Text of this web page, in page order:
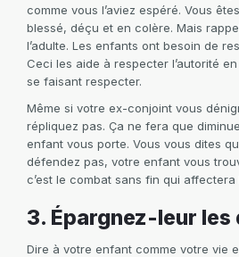
comme vous l’aviez espéré. Vous
blessé, déçu et en colère. Mais
l’adulte. Les enfants ont besoin de
Ceci les aide à respecter l’autorité
se faisant respecter.
Même si votre ex-conjoint vous
répliquez pas. Ça ne fera que
enfant vous porte. Vous vous dites
défendez pas, votre enfant vous
c’est le combat sans fin qui affectera
3. Épargnez-leur
Dire à votre enfant comme votre vie